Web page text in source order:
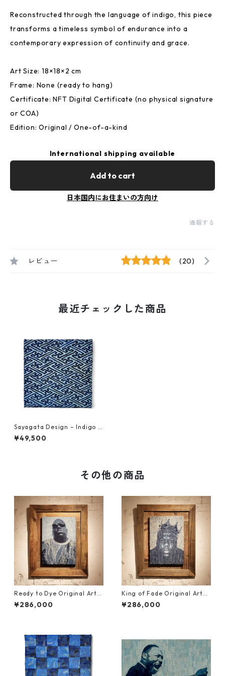
Reconstructed through the language of indigo, this piece
transforms a timeless symbol of endurance into a
contemporary expression of continuity and grace.
Art Size: 18×18×2 cm
Frame: None (ready to hang)
Certificate: NFT Digital Certificate (no physical signature
or COA)
Edition: Original / One-of-a-kind
International shipping available
Add to cart
日本国内にお住まいの方向け
通報する
レビュー (20)
最近チェックした商品
Sayagata Design – Indigo C
ontinuum Original Artwork
(NFT Certified | One of a Ki
¥49,500
その他の商品
Ready to Dye Original Artw
ork (NFT Certified | One of
a Kind)
¥286,000
King of Fade Original Artw
ork (NFT Certified | One of
a Kind)
¥286,000